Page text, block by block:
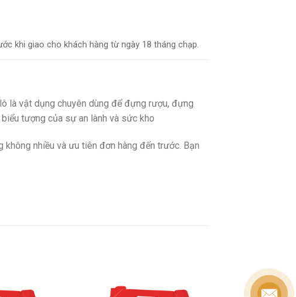
khi giao cho khách hàng từ ngày 18 tháng chạp.
là vật dụng chuyên dùng để đựng rượu, đựng
tượng của sự an lành và sức kho
nhiều và ưu tiên đơn hàng đến trước. Bạn